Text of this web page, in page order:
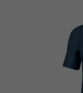
Odżywki
Nowości
Superoferta